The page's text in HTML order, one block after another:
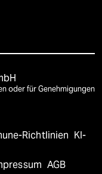
oder für Genehmigungen
Richtlinien KI-
AGB